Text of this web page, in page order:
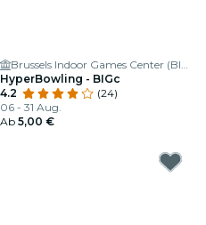
Brussels Indoor Games Center (BIGc) 🕹
HyperBowling - BIGc
4.2
(24)
06 - 31 Aug.
Ab 5,00 €